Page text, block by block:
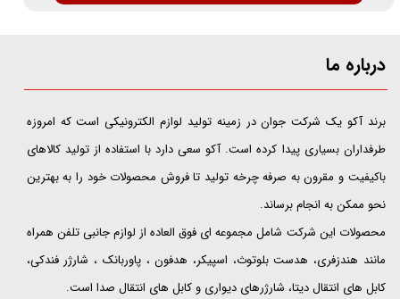
درباره ما
​​​​​​​برند آکو یک شرکت جوان در زمینه تولید لوازم الکترونیکی است که امروزه
طرفداران بسیاری پیدا کرده است. آکو سعی دارد با استفاده از تولید کالاهای
باکیفیت و مقرون به صرفه چرخه تولید تا فروش محصولات خود را به بهترین
نحو ممکن به انجام برساند.
محصولات این شرکت شامل مجموعه ای فوق العاده از لوازم جانبی تلفن همراه
مانند هندزفری، هدست بلوتوث، اسپیکر، هدفون ، پاوربانک ، شارژر فندکی،
کابل های انتقال دیتا، شارژرهای دیواری و کابل های انتقال صدا است.